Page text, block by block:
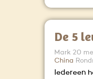
De 5
Mark 20
China
Iedereen